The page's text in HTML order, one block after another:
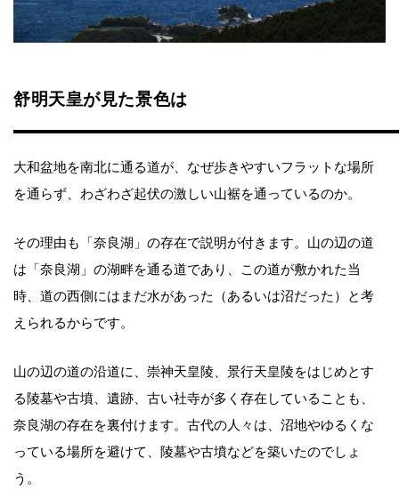
舒明天皇が見た景色は
大和盆地を南北に通る道が、なぜ歩きやすいフラットな場所
を通らず、わざわざ起伏の激しい山裾を通っているのか。
その理由も「奈良湖」の存在で説明が付きます。山の辺の道
は「奈良湖」の湖畔を通る道であり、この道が敷かれた当
時、道の西側にはまだ水があった（あるいは沼だった）と考
えられるからです。
山の辺の道の沿道に、崇神天皇陵、景行天皇陵をはじめとす
る陵墓や古墳、遺跡、古い社寺が多く存在していることも、
奈良湖の存在を裏付けます。古代の人々は、沼地やゆるくな
っている場所を避けて、陵墓や古墳などを築いたのでしょ
う。